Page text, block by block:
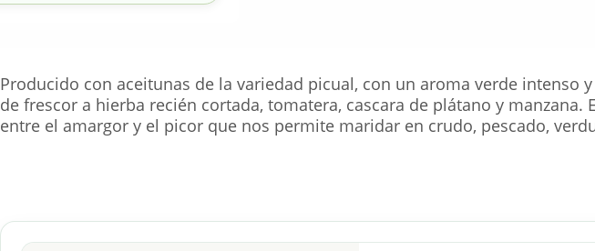
Producido con aceitunas de la variedad picual, con un aroma verde intenso
de frescor a hierba recién cortada, tomatera, cascara de plátano y
entre el amargor y el picor que nos permite maridar en crudo, pescado,